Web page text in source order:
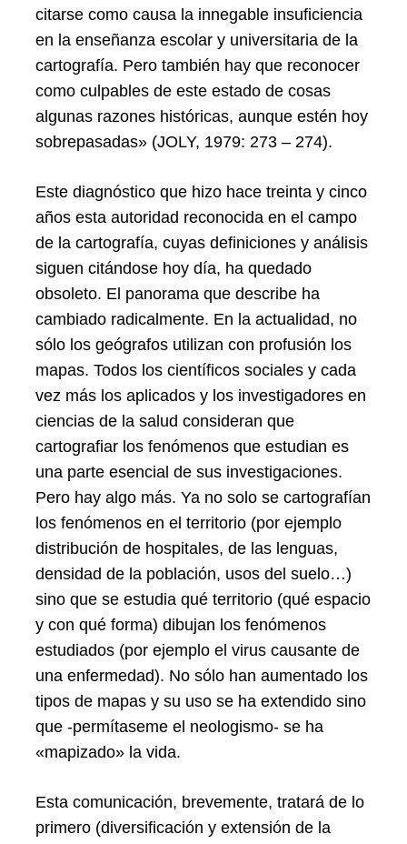
citarse como causa la innegable insuficiencia
en la enseñanza escolar y universitaria de la
cartografía. Pero también hay que reconocer
como culpables de este estado de cosas
algunas razones históricas, aunque estén hoy
sobrepasadas» (JOLY, 1979: 273 – 274).
Este diagnóstico que hizo hace treinta y cinco
años esta autoridad reconocida en el campo
de la cartografía, cuyas definiciones y análisis
siguen citándose hoy día, ha quedado
obsoleto. El panorama que describe ha
cambiado radicalmente. En la actualidad, no
sólo los geógrafos utilizan con profusión los
mapas. Todos los científicos sociales y cada
vez más los aplicados y los investigadores en
ciencias de la salud consideran que
cartografiar los fenómenos que estudian es
una parte esencial de sus investigaciones.
Pero hay algo más. Ya no solo se cartografían
los fenómenos en el territorio (por ejemplo
distribución de hospitales, de las lenguas,
densidad de la población, usos del suelo…)
sino que se estudia qué territorio (qué espacio
y con qué forma) dibujan los fenómenos
estudiados (por ejemplo el virus causante de
una enfermedad). No sólo han aumentado los
tipos de mapas y su uso se ha extendido sino
que -permítaseme el neologismo- se ha
«mapizado» la vida.
Esta comunicación, brevemente, tratará de lo
primero (diversificación y extensión de la